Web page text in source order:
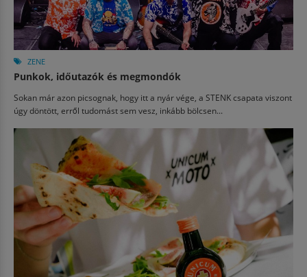
ZENE
Punkok, időutazók és megmondók
Sokan már azon picsognak, hogy itt a nyár vége, a STENK csapata viszont
úgy döntött, erről tudomást sem vesz, inkább bölcsen...